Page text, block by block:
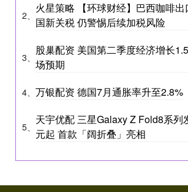
2、
火星策略 【环球财经】巴西咖啡
国新关税 仍警惕后续加税风险
3、
股巢配资 美国第二季度经济增长
场预期
4、 万银配资 德国7月通胀率升至2.8%
5、
天宇优配 三星Galaxy Z Fold8系列
元起 首款「阔折叠」亮相